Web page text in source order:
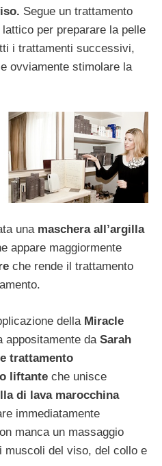
Segue un trattamento
per preparare la pelle
i trattamenti successivi,
ovviamente stimolare la
una maschera all’argilla
appare maggiormente
che rende il trattamento
della Miracle
appositamente da Sarah
trattamento
liftante che unisce
di lava marocchina
immediatamente
manca un massaggio
muscoli del viso, del collo e